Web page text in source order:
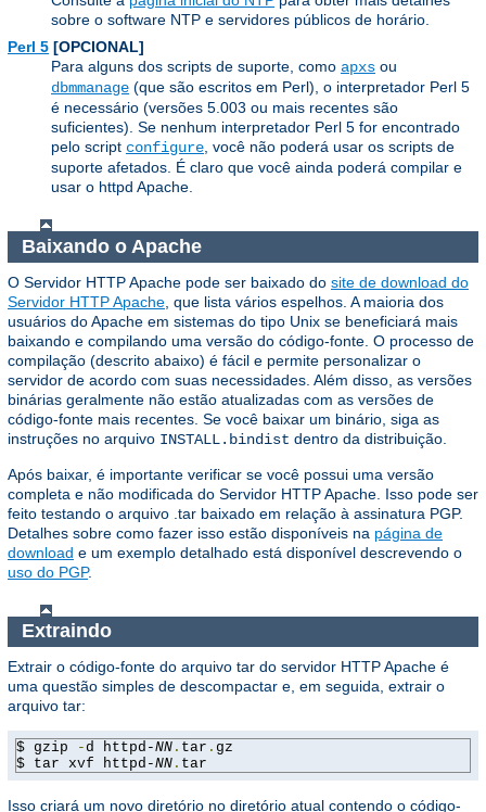
sobre o software NTP e servidores públicos de horário.
Perl 5 [OPCIONAL]
Para alguns dos scripts de suporte, como apxs ou
dbmmanage (que são escritos em Perl), o interpretador Perl 5
é necessário (versões 5.003 ou mais recentes são
suficientes). Se nenhum interpretador Perl 5 for encontrado
pelo script configure, você não poderá usar os scripts de
suporte afetados. É claro que você ainda poderá compilar e
usar o httpd Apache.
Baixando o Apache
O Servidor HTTP Apache pode ser baixado do site de download do
Servidor HTTP Apache , que lista vários espelhos. A maioria dos
usuários do Apache em sistemas do tipo Unix se beneficiará mais
baixando e compilando uma versão do código-fonte. O processo de
compilação (descrito abaixo) é fácil e permite personalizar o
servidor de acordo com suas necessidades. Além disso, as versões
binárias geralmente não estão atualizadas com as versões de
código-fonte mais recentes. Se você baixar um binário, siga as
instruções no arquivo INSTALL.bindist dentro da distribuição.
Após baixar, é importante verificar se você possui uma versão
completa e não modificada do Servidor HTTP Apache. Isso pode ser
feito testando o arquivo .tar baixado em relação à assinatura PGP.
Detalhes sobre como fazer isso estão disponíveis na página de
download e um exemplo detalhado está disponível descrevendo o
uso do PGP.
Extraindo
Extrair o código-fonte do arquivo tar do servidor HTTP Apache é
uma questão simples de descompactar e, em seguida, extrair o
arquivo tar:
$ gzip -d httpd-NN . tar . gz
$ tar xvf httpd-NN . tar
Isso criará um novo diretório no diretório atual contendo o código-